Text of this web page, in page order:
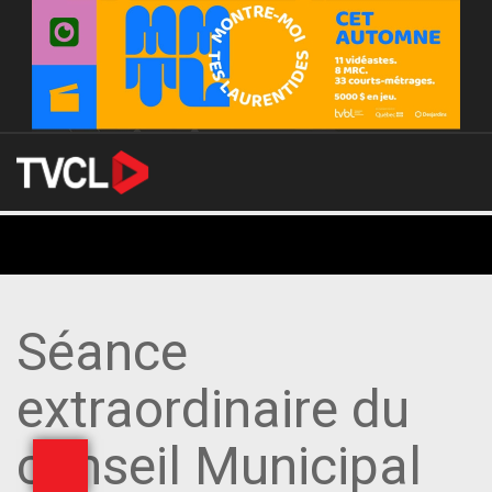
Séance
extraordinaire du
conseil Municipal
CONTACT